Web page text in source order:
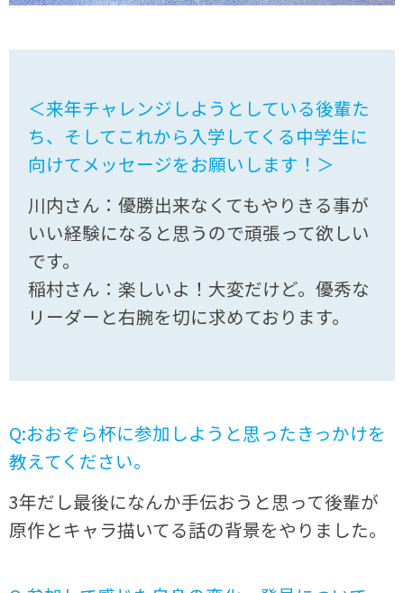
＜来年チャレンジしようとしている後輩た
ち、そしてこれから入学してくる中学生に
向けてメッセージをお願いします！＞
川内さん：優勝出来なくてもやりきる事が
いい経験になると思うので頑張って欲しい
です。
稲村さん：楽しいよ！大変だけど。優秀な
リーダーと右腕を切に求めております。
Q:おおぞら杯に参加しようと思ったきっかけを
教えてください。
3年だし最後になんか手伝おうと思って後輩が
原作とキャラ描いてる話の背景をやりました。